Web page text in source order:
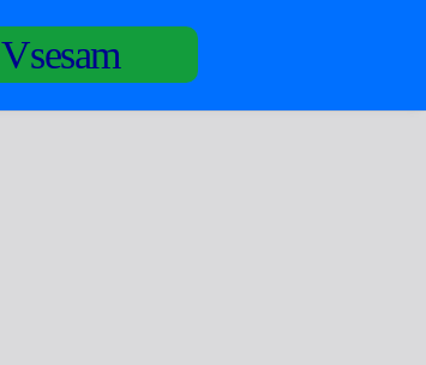
Vsesam